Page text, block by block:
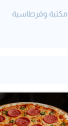
مكتبة وقرطاسية